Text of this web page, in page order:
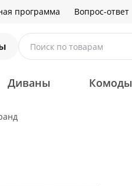
программа Вопрос-ответ
Поиск по товарам
Диваны Комоды